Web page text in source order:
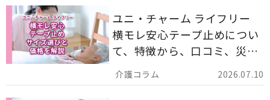
2026.07.10
ユニ・チャーム ライフリー
横モレ安心テープ止めについ
て、特徴から、口コミ、災害
備蓄としての活用法まで分か
りやすく解説します。